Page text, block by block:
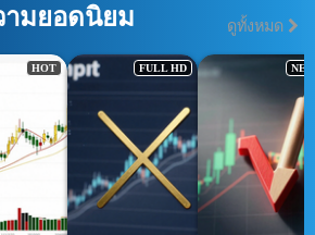
มยอดนิยม ดูทั้งหมด
HOT FULL HD